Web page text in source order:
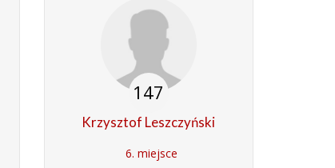
147
Krzysztof Leszczyński
6. miejsce